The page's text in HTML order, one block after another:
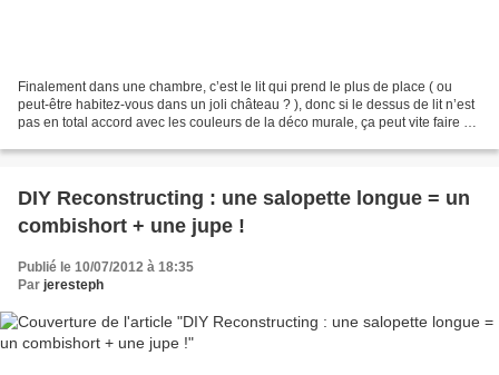
Finalement dans une chambre, c’est le lit qui prend le plus de place ( ou
peut-être habitez-vous dans un joli château ? ), donc si le dessus de lit n’est
pas en total accord avec les couleurs de la déco murale, ça peut vite faire …
DIY Reconstructing : une salopette longue = un
combishort + une jupe !
Publié le 10/07/2012 à 18:35
Par jeresteph